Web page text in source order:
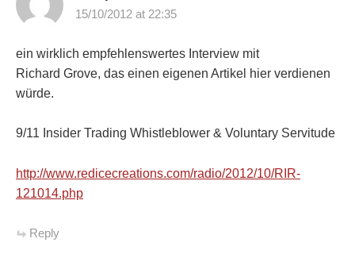
15/10/2012 at 22:35
ein wirklich empfehlenswertes Interview mit
Richard Grove, das einen eigenen Artikel hier verdienen
würde.
9/11 Insider Trading Whistleblower & Voluntary Servitude
http://www.redicecreations.com/radio/2012/10/RIR-
121014.php
Reply